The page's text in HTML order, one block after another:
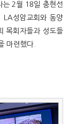
색
는 2월 18일 충현선
성암교회와 동양
목회자들과 성도들
마련했다.